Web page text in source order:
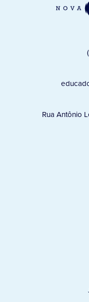
Rua Antônio